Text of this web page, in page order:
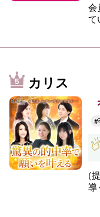
会
て
カリス
#
(
導